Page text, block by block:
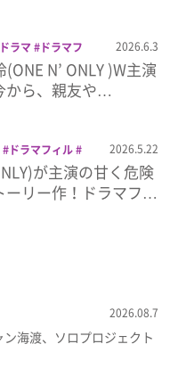
ドラマ
ドラマフ
親友やめよう
2026.6.3
N’ ONLY )W主演
から、親友や…
ドラマフィル
。 沢村玲
2026.5.22
が主演の甘く危険
ーリー作！ドラマフ…
2026.08.7
海渡、ソロプロジェクト